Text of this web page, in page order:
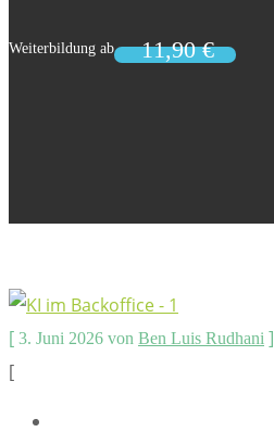
[ 3. Juni 2026 von Ben Luis Rudhani ]
[